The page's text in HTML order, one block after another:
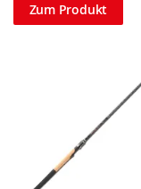
Zum Produkt